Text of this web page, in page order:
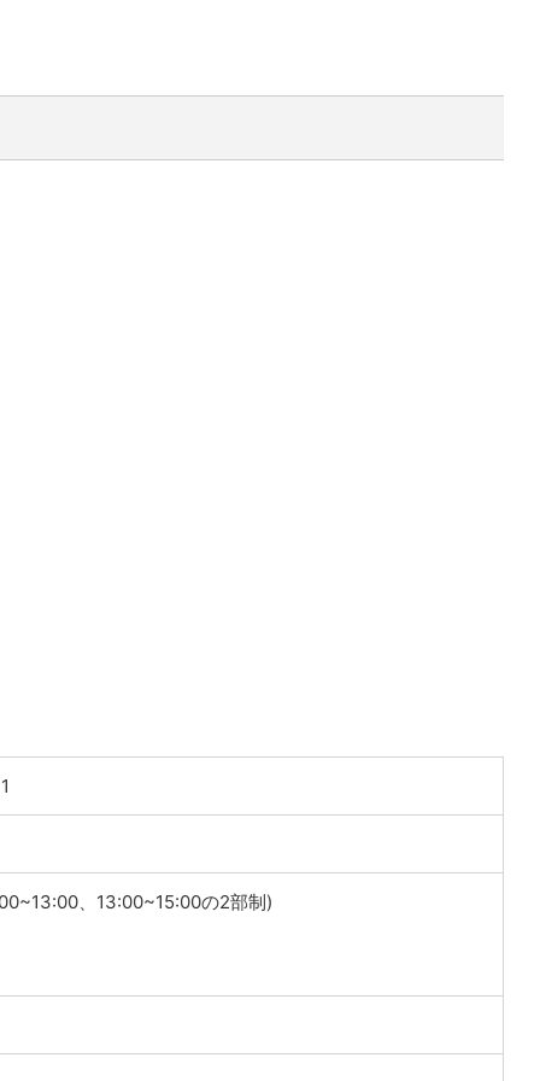
、13:00~15:00の2部制)